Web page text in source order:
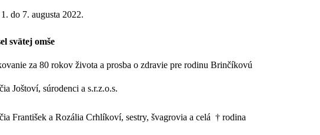
do 7. augusta 2022.
svätej omše
za 80 rokov života a prosba o zdravie pre rodinu Brinčíkovú
Joštoví, súrodenci a s.r.z.o.s.
František a Rozália Crhlíkoví, sestry, švagrovia a celá † rodina